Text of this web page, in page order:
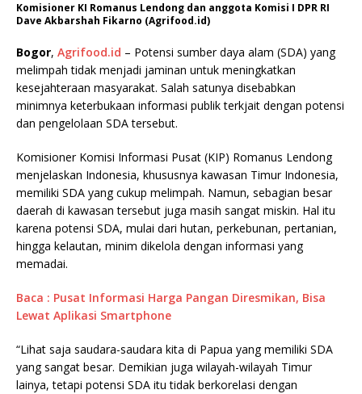
Komisioner KI Romanus Lendong dan anggota Komisi I DPR RI
Dave Akbarshah Fikarno (Agrifood.id)
Bogor, Agrifood.id – Potensi sumber daya alam (SDA) yang
melimpah tidak menjadi jaminan untuk meningkatkan
kesejahteraan masyarakat. Salah satunya disebabkan
minimnya keterbukaan informasi publik terkjait dengan potensi
dan pengelolaan SDA tersebut.
Komisioner Komisi Informasi Pusat (KIP) Romanus Lendong
menjelaskan Indonesia, khususnya kawasan Timur Indonesia,
memiliki SDA yang cukup melimpah. Namun, sebagian besar
daerah di kawasan tersebut juga masih sangat miskin. Hal itu
karena potensi SDA, mulai dari hutan, perkebunan, pertanian,
hingga kelautan, minim dikelola dengan informasi yang
memadai.
Baca : Pusat Informasi Harga Pangan Diresmikan, Bisa
Lewat Aplikasi Smartphone
“Lihat saja saudara-saudara kita di Papua yang memiliki SDA
yang sangat besar. Demikian juga wilayah-wilayah Timur
lainya, tetapi potensi SDA itu tidak berkorelasi dengan